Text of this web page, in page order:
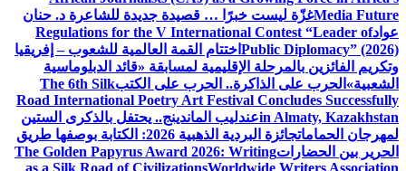
Media Futureغزّة ليست خبرًا … قصيدة جديدة للشاعرة د. حنان
عوادRegulations for the V International Contest “Leader of
Public Diplomacy” (2026) اختتام القمة العالمية للشعوب – إفريقيا
وتكريم الفائزين بالمرحلة الإقليمية لمسابقة «قائد الدبلوماسية
الشعبية» الحرب على الذاكرة.. الحرب على الكتبThe 6th Silk
Road International Poetry Art Festival Concludes Successfully
in Almaty, Kazakhstanعندليب الماندينج.. يحتفل بالذكرى الستين
لمهرجان الحمامات
جائزة البردية الذهبية 2026: الكتابة بوصفها طريق
الحرير بين الحضاراتThe Golden Papyrus Award 2026: Writing